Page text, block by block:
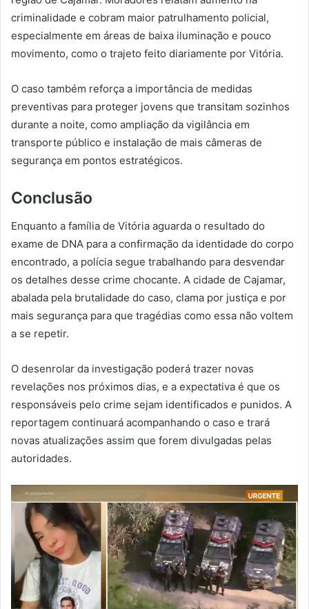
criminalidade e cobram maior patrulhamento policial,
especialmente em áreas de baixa iluminação e pouco
movimento, como o trajeto feito diariamente por Vitória.
O caso também reforça a importância de medidas
preventivas para proteger jovens que transitam sozinhos
durante a noite, como ampliação da vigilância em
transporte público e instalação de mais câmeras de
segurança em pontos estratégicos.
Conclusão
Enquanto a família de Vitória aguarda o resultado do
exame de DNA para a confirmação da identidade do corpo
encontrado, a polícia segue trabalhando para desvendar
os detalhes desse crime chocante. A cidade de Cajamar,
abalada pela brutalidade do caso, clama por justiça e por
mais segurança para que tragédias como essa não voltem
a se repetir.
O desenrolar da investigação poderá trazer novas
revelações nos próximos dias, e a expectativa é que os
responsáveis pelo crime sejam identificados e punidos. A
reportagem continuará acompanhando o caso e trará
novas atualizações assim que forem divulgadas pelas
autoridades.